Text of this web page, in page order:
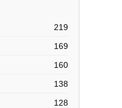
219
169
160
138
128